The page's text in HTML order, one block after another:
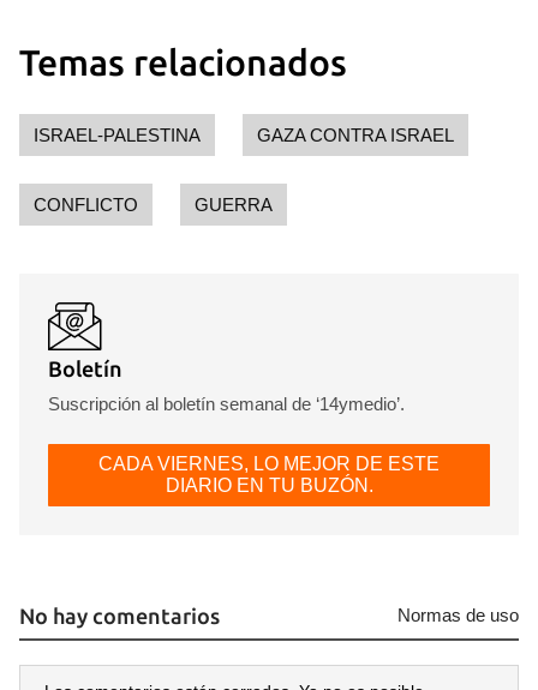
Temas relacionados
ISRAEL-PALESTINA GAZA CONTRA ISRAEL
CONFLICTO GUERRA
Boletín
Suscripción al boletín semanal de ‘14ymedio’.
CADA VIERNES, LO MEJOR DE ESTE
DIARIO EN TU BUZÓN.
No hay comentarios Normas de uso